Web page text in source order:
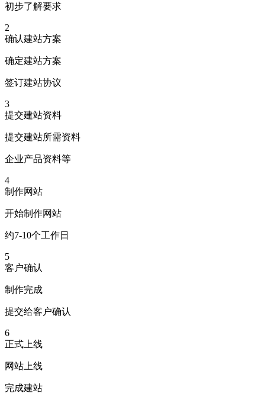
初步了解要求
2
确认建站方案
确定建站方案
签订建站协议
3
提交建站资料
提交建站所需资料
企业产品资料等
4
制作网站
开始制作网站
约7-10个工作日
5
客户确认
制作完成
提交给客户确认
6
正式上线
网站上线
完成建站